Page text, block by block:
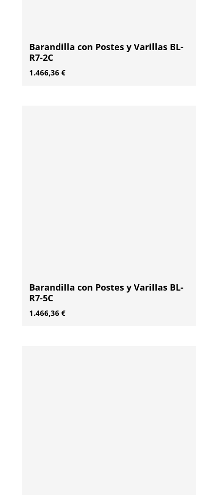
Barandilla con Postes y Varillas BL-
R7-2C
1.466,36 €
Barandilla con Postes y Varillas BL-
R7-5C
1.466,36 €